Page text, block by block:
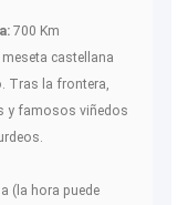
700 Km
castellana
Tras la frontera,
y famosos viñedos
(la hora puede